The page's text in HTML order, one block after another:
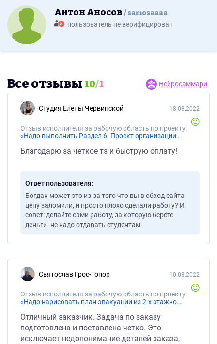
Антон Аносов samosaaaa
пользователь не верифицирован
Все отзывы10/1 Нейросаммари
Студия Елены Червинской
Отзыв исполнителя за рабочую область по проекту:
«Надо выполнить Раздел 6. Проект организации строительства на гараж для 2-х грузовых машин»
18.08.2022
Благодарю за четкое тз и быструю оплату!
Ответ пользователя
Богдан может это из-за того что вы в обход сайта
цену заломили, и просто плохо сделали работу? И
совет: делайте сами работу, за которую берёте
деньги- не надо отдавать студентам.
Святослав Грос-Топор
Отзыв исполнителя за рабочую область по проекту:
«Надо нарисовать план эвакуации из 2-х этажного небольшого здания по образцу»
10.08.2022
Отличный заказчик. Задача по заказу
подготовлена и поставлена четко. Это
исключает недопонимание деталей заказа,